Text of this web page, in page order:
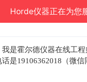
Horde仪器正在为您
我是霍尔德仪器在线工
是19106362018（微